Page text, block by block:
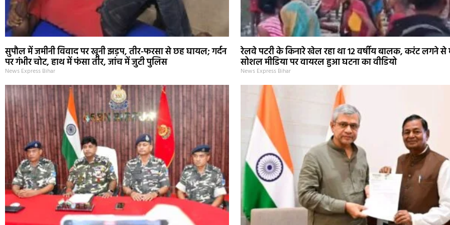
सुपौल में जमीनी विवाद पर खूनी झड़प, तीर-फरसा से छह घायल; गर्दन
पर गंभीर चोट, हाथ में फंसा तीर, जांच में जुटी पुलिस
News Express Bihar
रेलवे पटरी के किनारे खेल रहा था 12 वर्षीय बालक, करंट लगने से
सोशल मीडिया पर वायरल हुआ घटना का वीडियो
News Express Bihar